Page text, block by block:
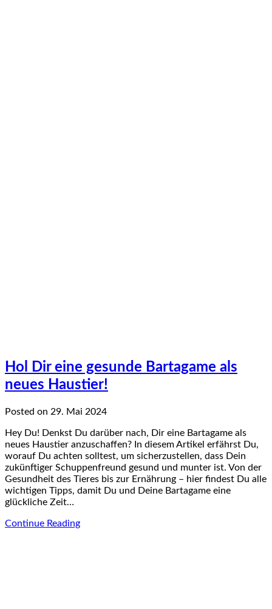
Hol Dir eine gesunde Bartagame als
neues Haustier!
Posted on 29. Mai 2024
Hey Du! Denkst Du darüber nach, Dir eine Bartagame als
neues Haustier anzuschaffen? In diesem Artikel erfährst Du,
worauf Du achten solltest, um sicherzustellen, dass Dein
zukünftiger Schuppenfreund gesund und munter ist. Von der
Gesundheit des Tieres bis zur Ernährung – hier findest Du alle
wichtigen Tipps, damit Du und Deine Bartagame eine
glückliche Zeit…
Continue Reading